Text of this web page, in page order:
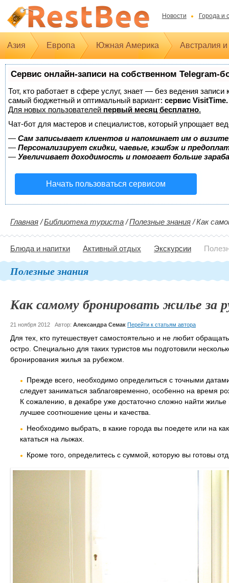
Новости Города и
Азия Европа Южная Америка Австралия
Сервис онлайн-записи на собственном Telegram-
Тот, кто работает в сфере услуг, знает — без ведения
самый бюджетный и оптимальный вариант: сервис VisitTime.
Для новых пользователей первый месяц бесплатно.
Чат-бот для мастеров и специалистов, который упрощает
— Сам записывает клиентов и напоминает им о
— Персонализирует скидки, чаевые, кэшбэк и
— Увеличивает доходимость и помогает больше
Начать пользоваться сервисом
Главная /Библиотека туриста /Полезные знания /Как
Блюда и напитки Активный отдых Экскурсии
Полезные знания
Как самому бронировать жилье за
21 ноября 2012 Автор: Александра Семак Перейти к статьям автора
Для тех, кто путешествует самостоятельно и не любит
остро. Специально для таких туристов мы подготовили
бронирования жилья за рубежом.
Прежде всего, необходимо определиться с точными
следует заниматься заблаговременно, особенно на время
К сожалению, в декабре уже достаточно сложно найти
лучшее соотношение цены и качества.
Необходимо выбрать, в какие города вы поедете или на
кататься на лыжах.
Кроме того, определитесь с суммой, которую вы готовы